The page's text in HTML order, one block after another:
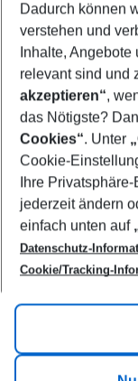
Who will travel
2 adults
Footer
Footer
Title A
Link A
Dadurch können
verstehen und
Inhalte, Angebote
relevant sind und
akzeptieren“,
das Nötigste?
Cookies“. Unter
Cookie-
Ihre
jederzeit ändern
einfach unten auf
Datenschutz-
Cookie/Tracking-